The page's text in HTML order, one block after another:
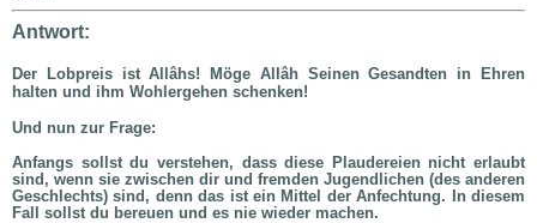
Antwort:
Der Lobpreis ist Allâhs! Möge Allâh Seinen Gesandten in Ehren
halten und ihm Wohlergehen schenken!
Und nun zur Frage:
Anfangs sollst du verstehen, dass diese Plaudereien nicht erlaubt
sind, wenn sie zwischen dir und fremden Jugendlichen (des anderen
Geschlechts) sind, denn das ist ein Mittel der Anfechtung. In diesem
Fall sollst du bereuen und es nie wieder machen.